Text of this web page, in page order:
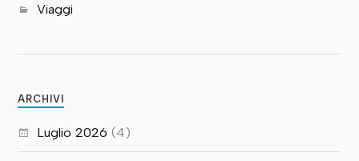
Viaggi
ARCHIVI
Luglio 2026 (4)